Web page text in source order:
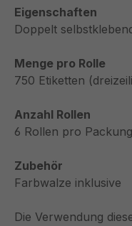
Eigenschaften
Doppelt
Menge pro Rolle
750 Etiketten
Anzahl Rollen
6 Rollen pro Packung
Zubehör
Farbwalze inklusive
Die Verwendung